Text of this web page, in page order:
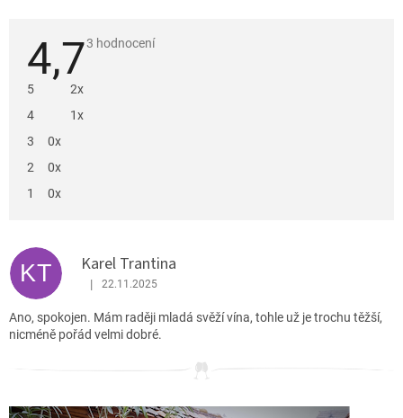
4,7Průměrné
3 hodnocení
5
2x
4
1x
3
0x
2
0x
1
0x
ý
p
i
h
o
c
KT Karel Trantina
Hodnocení produktu je 4 z 5 hvězdiček.
| 22.11.2025
Ano, spokojen. Mám raději mladá svěží vína, tohle už je trochu těžší,
nicméně pořád velmi dobré.